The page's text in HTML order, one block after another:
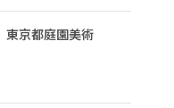
京都庭園美術